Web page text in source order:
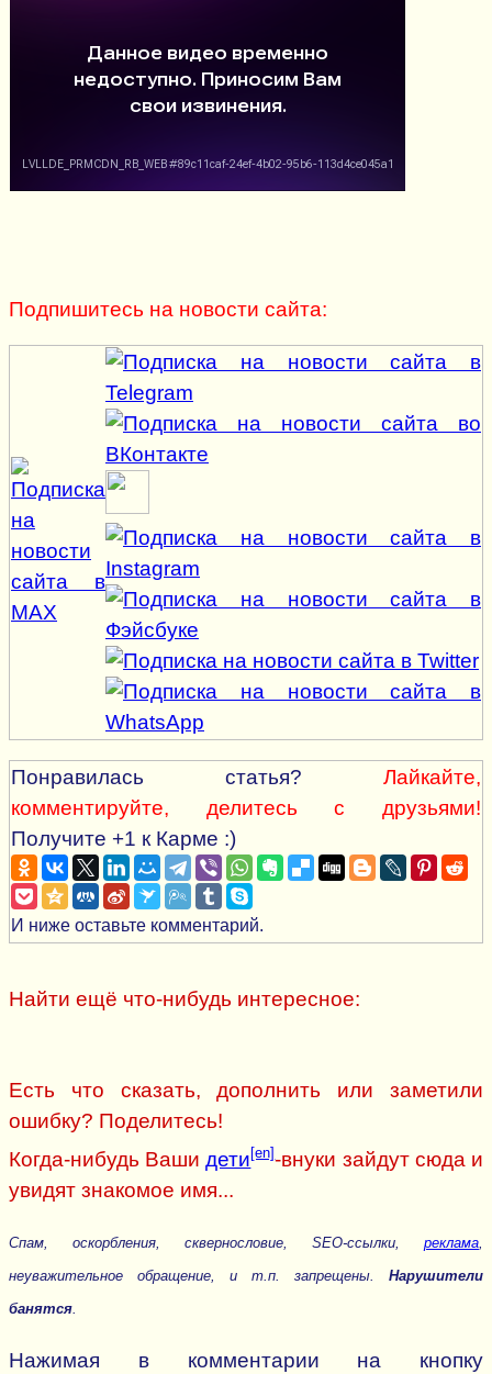
Подпишитесь на новости сайта:
Понравилась статья?
Лайкайте,
комментируйте, делитесь с друзьями!
Получите +1 к Карме :)
И ниже оставьте комментарий.
Найти ещё что-нибудь интересное:
Есть что сказать, дополнить или заметили
ошибку? Поделитесь!
Когда-нибудь Вашидети [en]-внуки зайдут сюда и
увидят знакомое имя...
Спам, оскорбления, сквернословие, SEO-ссылки, реклама,
неуважительное обращение, и т.п. запрещены. Нарушители
банятся.
Нажимая в комментарии на кнопку